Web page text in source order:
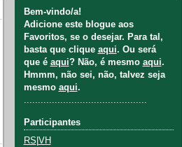
Bem-vindo/a!
Adicione este blogue aos
Favoritos, se o desejar. Para tal,
basta que clique aqui. Ou será
que é aqui? Não, é mesmo aqui.
Hmmm, não sei, não, talvez seja
mesmo aqui.
............................................
Participantes
RS VH